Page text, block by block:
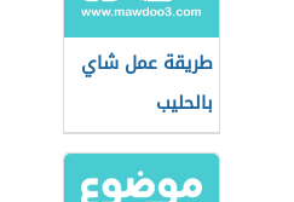
طريقة عمل شاي
بالحليب